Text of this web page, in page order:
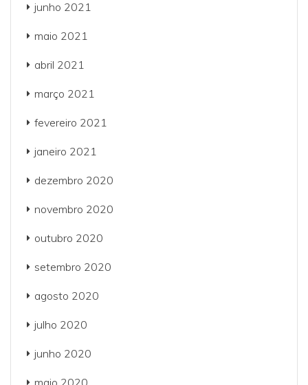
junho 2021
maio 2021
abril 2021
março 2021
fevereiro 2021
janeiro 2021
dezembro 2020
novembro 2020
outubro 2020
setembro 2020
agosto 2020
julho 2020
junho 2020
maio 2020